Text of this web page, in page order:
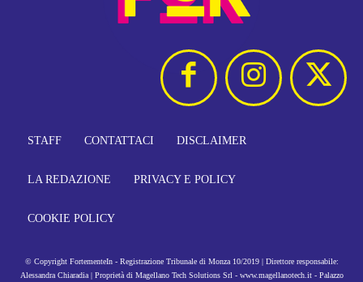
STAFF CONTATTACI DISCLAIMER
LA REDAZIONE PRIVACY E POLICY
COOKIE POLICY
© Copyright FortementeIn - Registrazione Tribunale di Monza 10/2019 | Direttore responsabile:
Alessandra Chiaradia | Proprietà di Magellano Tech Solutions Srl - www.magellanotech.it - Palazzo